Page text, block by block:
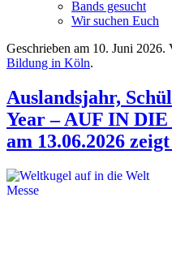
Bands gesucht
Wir suchen Euch
Geschrieben am 10. Juni 2026.
Bildung in Köln.
Auslandsjahr,
Year – AUF IN
am 13.06.2026